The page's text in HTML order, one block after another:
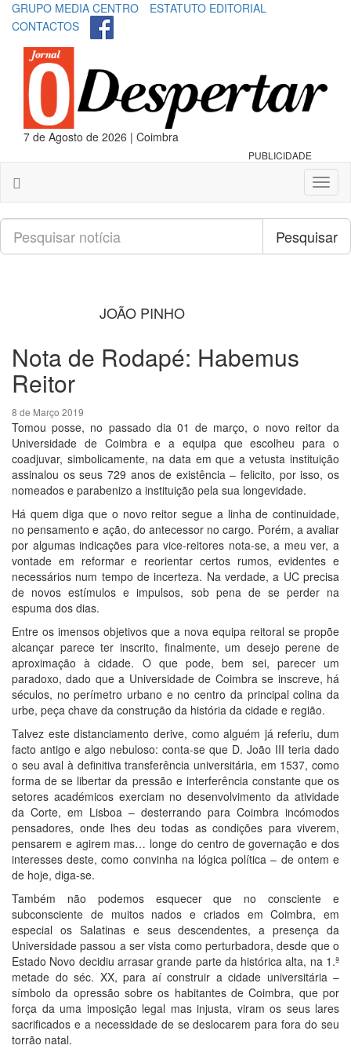
GRUPO MEDIA CENTRO
ESTATUTO EDITORIAL
CONTACTOS
7 de Agosto de 2026 | Coimbra
PUBLICIDADE
Pesquisar
Pesquisar
JOÃO PINHO
Nota de Rodapé: Habemus
Reitor
8 de Março 2019
Tomou posse, no passado dia 01 de março, o novo reitor da
Universidade de Coimbra e a equipa que escolheu para o
coadjuvar, simbolicamente, na data em que a vetusta instituição
assinalou os seus 729 anos de existência – felicito, por isso, os
nomeados e parabenizo a instituição pela sua longevidade.
Há quem diga que o novo reitor segue a linha de continuidade,
no pensamento e ação, do antecessor no cargo. Porém, a avaliar
por algumas indicações para vice-reitores nota-se, a meu ver, a
vontade em reformar e reorientar certos rumos, evidentes e
necessários num tempo de incerteza. Na verdade, a UC precisa
de novos estímulos e impulsos, sob pena de se perder na
espuma dos dias.
Entre os imensos objetivos que a nova equipa reitoral se propõe
alcançar parece ter inscrito, finalmente, um desejo perene de
aproximação à cidade. O que pode, bem sei, parecer um
paradoxo, dado que a Universidade de Coimbra se inscreve, há
séculos, no perímetro urbano e no centro da principal colina da
urbe, peça chave da construção da história da cidade e região.
Talvez este distanciamento derive, como alguém já referiu, dum
facto antigo e algo nebuloso: conta-se que D. João III teria dado
o seu aval à definitiva transferência universitária, em 1537, como
forma de se libertar da pressão e interferência constante que os
setores académicos exerciam no desenvolvimento da atividade
da Corte, em Lisboa – desterrando para Coimbra incómodos
pensadores, onde lhes deu todas as condições para viverem,
pensarem e agirem mas… longe do centro de governação e dos
interesses deste, como convinha na lógica política – de ontem e
de hoje, diga-se.
Também não podemos esquecer que no consciente e
subconsciente de muitos nados e criados em Coimbra, em
especial os Salatinas e seus descendentes, a presença da
Universidade passou a ser vista como perturbadora, desde que o
Estado Novo decidiu arrasar grande parte da histórica alta, na 1.ª
metade do séc. XX, para aí construir a cidade universitária –
símbolo da opressão sobre os habitantes de Coimbra, que por
força da uma imposição legal mas injusta, viram os seus lares
sacrificados e a necessidade de se deslocarem para fora do seu
torrão natal.